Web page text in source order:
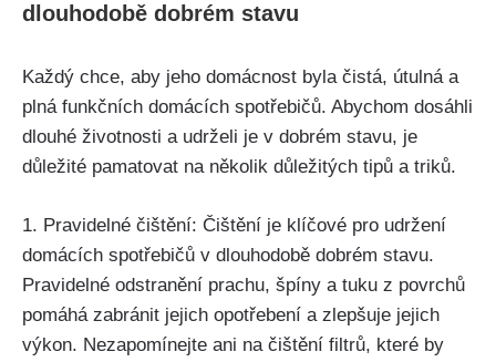
dlouhodobě dobrém stavu
Každý ⁢chce, aby jeho domácnost byla čistá, útulná a
plná funkčních domácích spotřebičů. Abychom dosáhli
dlouhé životnosti a udrželi je v dobrém stavu, je
důležité pamatovat na několik důležitých tipů a triků.
1. Pravidelné čištění: Čištění je klíčové pro udržení
domácích spotřebičů v dlouhodobě dobrém stavu.
Pravidelné odstranění prachu,‌ špíny a tuku z povrchů
pomáhá zabránit jejich opotřebení a zlepšuje jejich
výkon. Nezapomínejte ani na čištění filtrů, které by